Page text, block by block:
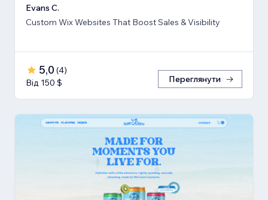
Evans C.
Custom Wix Websites That Boost Sales & Visibility
5,0 (4)
Від 150 $
Переглянути